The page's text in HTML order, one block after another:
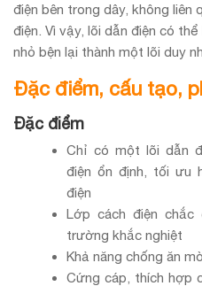
điện bên trong dây, không liên
điện. Vì vậy, lõi dẫn điện có
nhỏ bện lại thành một lõi duy
Đặc điểm, cấu tạo,
Đặc điểm
Chỉ có một lõi dẫn
điện ổn định, tối ưu
điện
Lớp cách điện
trường khắc nghiệt
Khả năng chống ăn
Cứng cáp, thích hợp